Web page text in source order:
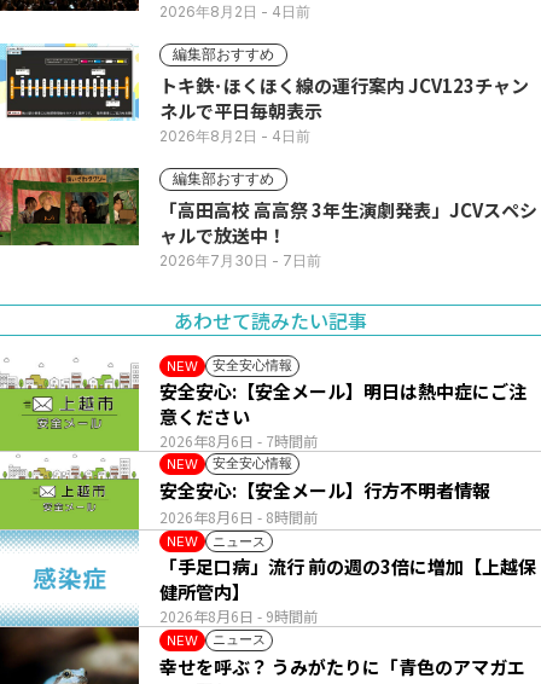
2026年8月2日 - 4日前
編集部おすすめ
トキ鉄･ほくほく線の運行案内 JCV123チャン
ネルで平日毎朝表示
2026年8月2日 - 4日前
編集部おすすめ
「高田高校 高高祭 3年生演劇発表」JCVスペシ
ャルで放送中！
2026年7月30日 - 7日前
あわせて読みたい記事
NEW 安全安心情報
2026年8月6日 - 7時間前
安全安心:【安全メール】明日は熱中症にご注
意ください
NEW 安全安心情報
2026年8月6日 - 8時間前
安全安心:【安全メール】行方不明者情報
NEW ニュース
2026年8月6日 - 9時間前
「手足口病」流行 前の週の3倍に増加【上越保
健所管内】
NEW ニュース
幸せを呼ぶ？ うみがたりに「青色のアマガエ